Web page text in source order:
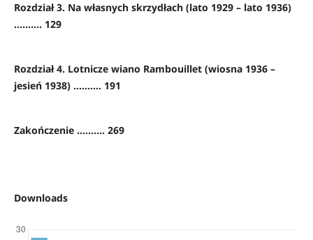
Rozdział 3. Na własnych skrzydłach (lato 1929 – lato 1936)
.......... 129
Rozdział 4. Lotnicze wiano Rambouillet (wiosna 1936 –
jesień 1938) .......... 191
Zakończenie .......... 269
Downloads